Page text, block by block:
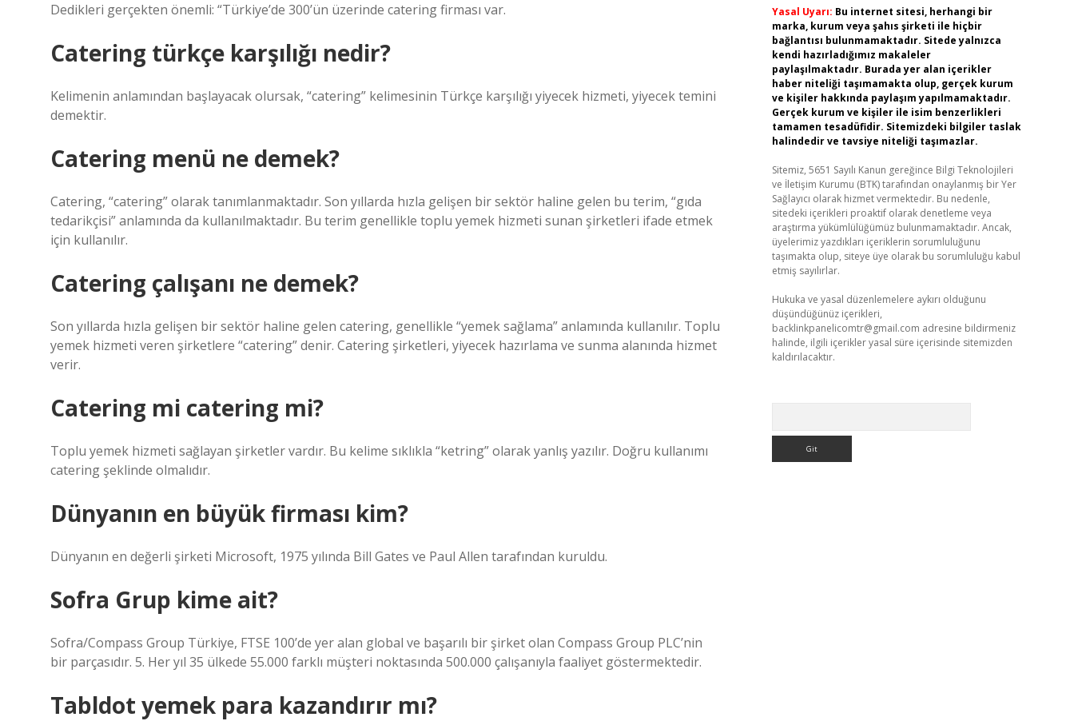
Dedikleri gerçekten önemli: “Türkiye’de 300’ün üzerinde catering firması var.
Catering türkçe karşılığı nedir?
Kelimenin anlamından başlayacak olursak, “catering” kelimesinin Türkçe karşılığı yiyecek hizmeti, yiyecek temini
demektir.
Catering menü ne demek?
Catering, “catering” olarak tanımlanmaktadır. Son yıllarda hızla gelişen bir sektör haline gelen bu terim, “gıda
tedarikçisi” anlamında da kullanılmaktadır. Bu terim genellikle toplu yemek hizmeti sunan şirketleri ifade etmek
için kullanılır.
Catering çalışanı ne demek?
Son yıllarda hızla gelişen bir sektör haline gelen catering, genellikle “yemek sağlama” anlamında kullanılır. Toplu
yemek hizmeti veren şirketlere “catering” denir. Catering şirketleri, yiyecek hazırlama ve sunma alanında hizmet
verir.
Catering mi catering mi?
Toplu yemek hizmeti sağlayan şirketler vardır. Bu kelime sıklıkla “ketring” olarak yanlış yazılır. Doğru kullanımı
catering şeklinde olmalıdır.
Dünyanın en büyük firması kim?
Dünyanın en değerli şirketi Microsoft, 1975 yılında Bill Gates ve Paul Allen tarafından kuruldu.
Sofra Grup kime ait?
Sofra/Compass Group Türkiye, FTSE 100’de yer alan global ve başarılı bir şirket olan Compass Group PLC’nin
bir parçasıdır. 5. Her yıl 35 ülkede 55.000 farklı müşteri noktasında 500.000 çalışanıyla faaliyet göstermektedir.
Tabldot yemek para kazandırır mı?
Yasal Uyarı: Bu internet sitesi, herhangi bir
marka, kurum veya şahıs şirketi ile hiçbir
bağlantısı bulunmamaktadır. Sitede yalnızca
kendi hazırladığımız makaleler
paylaşılmaktadır. Burada yer alan içerikler
haber niteliği taşımamakta olup, gerçek kurum
ve kişiler hakkında paylaşım yapılmamaktadır.
Gerçek kurum ve kişiler ile isim benzerlikleri
tamamen tesadüfidir. Sitemizdeki bilgiler taslak
halindedir ve tavsiye niteliği taşımazlar.
Sitemiz, 5651 Sayılı Kanun gereğince Bilgi Teknolojileri
ve İletişim Kurumu (BTK) tarafından onaylanmış bir Yer
Sağlayıcı olarak hizmet vermektedir. Bu nedenle,
sitedeki içerikleri proaktif olarak denetleme veya
araştırma yükümlülüğümüz bulunmamaktadır. Ancak,
üyelerimiz yazdıkları içeriklerin sorumluluğunu
taşımakta olup, siteye üye olarak bu sorumluluğu kabul
etmiş sayılırlar.
Hukuka ve yasal düzenlemelere aykırı olduğunu
düşündüğünüz içerikleri,
backlinkpanelicomtr@gmail.com adresine bildirmeniz
halinde, ilgili içerikler yasal süre içerisinde sitemizden
kaldırılacaktır.